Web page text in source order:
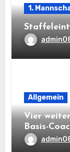
1.
Allgemein
Vier
Basis-